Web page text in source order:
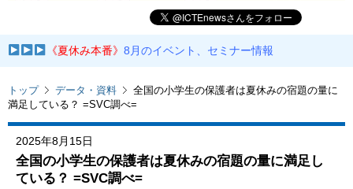
《夏休み本番》8月のイベント、セミナー情報
トップ データ・資料
全国の小学生の保護者は夏休みの宿題の量に
満足している？ =SVC調べ=
2025年8月15日
全国の小学生の保護者は夏休みの宿題の量に満足し
ている？ =SVC調べ=